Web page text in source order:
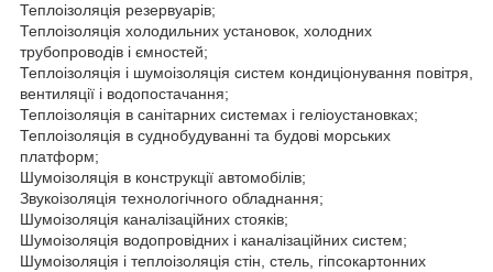
Теплоізоляція резервуарів;
Теплоізоляція холодильних установок, холодних
трубопроводів і ємностей;
Теплоізоляція і шумоізоляція систем кондиціонування повітря,
вентиляції і водопостачання;
Теплоізоляція в санітарних системах і геліоустановках;
Теплоізоляція в суднобудуванні та будові морських
платформ;
Шумоізоляція в конструкції автомобілів;
Звукоізоляція технологічного обладнання;
Шумоізоляція каналізаційних стояків;
Шумоізоляція водопровідних і каналізаційних систем;
Шумоізоляція і теплоізоляція стін, стель, гіпсокартонних